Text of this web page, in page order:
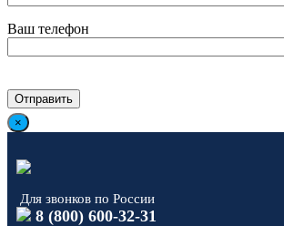
Ваш телефон
×
Для звонков по России
8 (800) 600-32-31